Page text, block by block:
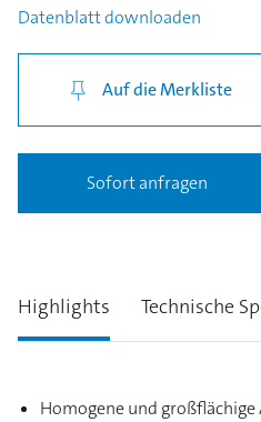
Highlights Technische
Homogene und
Datenblattdownloaden
Auf die Merkliste
Sofort anfragen